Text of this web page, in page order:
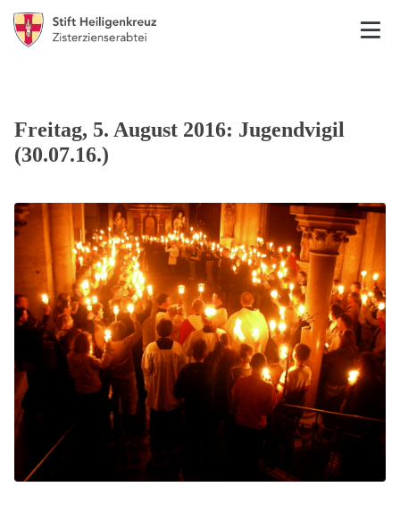
Freitag, 5. August 2016: Jugendvigil
(30.07.16.)